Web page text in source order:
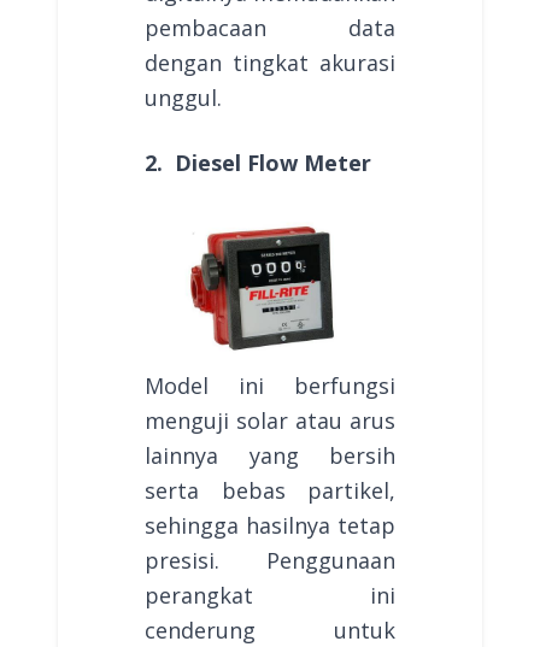
pembacaan data
dengan tingkat akurasi
unggul.
2. Diesel Flow Meter
Model ini berfungsi
menguji solar atau arus
lainnya yang bersih
serta bebas partikel,
sehingga hasilnya tetap
presisi. Penggunaan
perangkat ini
cenderung untuk